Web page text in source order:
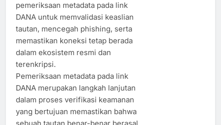
pemeriksaan metadata pada link
DANA untuk memvalidasi keaslian
tautan, mencegah phishing, serta
memastikan koneksi tetap berada
dalam ekosistem resmi dan
terenkripsi.
Pemeriksaan metadata pada link
DANA merupakan langkah lanjutan
dalam proses verifikasi keamanan
yang bertujuan memastikan bahwa